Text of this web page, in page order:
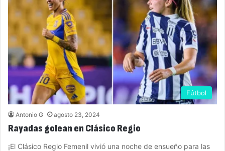
Fútbol
Antonio G agosto 23, 2024
Rayadas golean en Clásico Regio
¡El Clásico Regio Femenil vivió una noche de ensueño para las